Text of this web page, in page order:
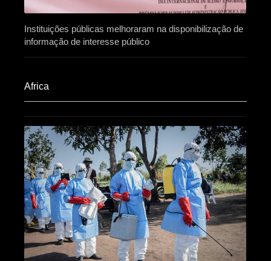
Instituições públicas melhoraram na disponibilização de
informação de interesse público
Africa​